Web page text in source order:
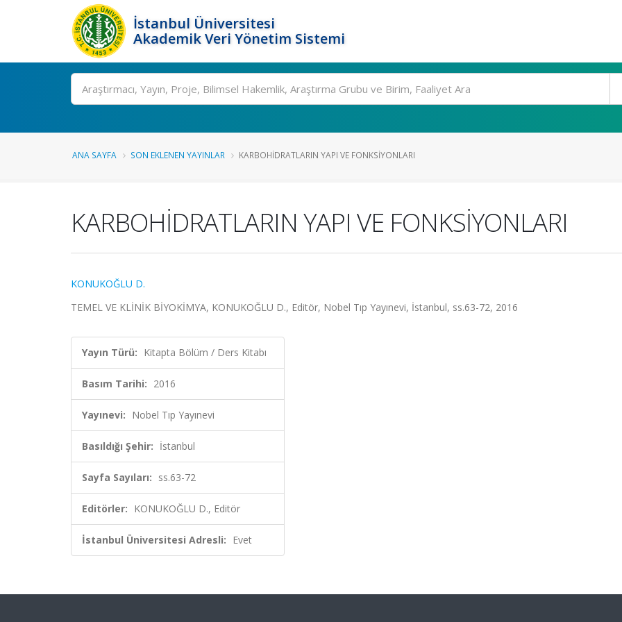
İstanbul Üniversitesi
Akademik Veri Yönetim Sistemi
Ara
ANA SAYFA SON EKLENEN YAYINLAR KARBOHİDRATLARIN YAPI VE FONKSİYONLARI
KARBOHİDRATLARIN YAPI VE FONKSİYONLARI
KONUKOĞLU D.
TEMEL VE KLİNİK BİYOKİMYA, KONUKOĞLU D., Editör, Nobel Tıp Yayınevi, İstanbul, ss.63-72, 2016
Yayın Türü: Kitapta Bölüm / Ders Kitabı
Basım Tarihi: 2016
Yayınevi: Nobel Tıp Yayınevi
Basıldığı Şehir: İstanbul
Sayfa Sayıları: ss.63-72
Editörler: KONUKOĞLU D., Editör
İstanbul Üniversitesi Adresli: Evet